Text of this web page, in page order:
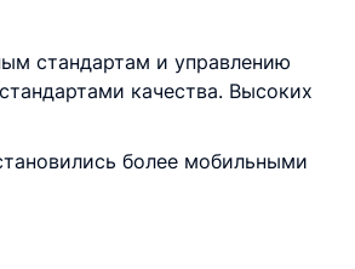
стандартам и управлению
качества. Высоких
более мобильными